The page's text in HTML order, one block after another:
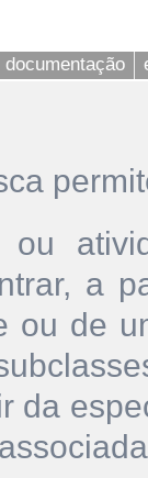
documentação
ou
a
ou de
da